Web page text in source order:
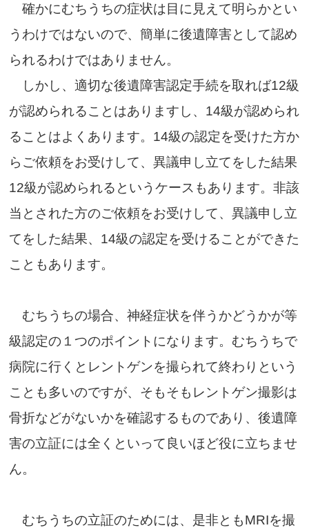
確かにむちうちの症状は目に見えて明らかとい
うわけではないので、簡単に後遺障害として認め
られるわけではありません。
しかし、適切な後遺障害認定手続を取れば12級
が認められることはありますし、14級が認められ
ることはよくあります。14級の認定を受けた方か
らご依頼をお受けして、異議申し立てをした結果
12級が認められるというケースもあります。非該
当とされた方のご依頼をお受けして、異議申し立
てをした結果、14級の認定を受けることができた
こともあります。
むちうちの場合、神経症状を伴うかどうかが等
級認定の１つのポイントになります。むちうちで
病院に行くとレントゲンを撮られて終わりという
ことも多いのですが、そもそもレントゲン撮影は
骨折などがないかを確認するものであり、後遺障
害の立証には全くといって良いほど役に立ちませ
ん。
むちうちの立証のためには、是非ともMRIを撮